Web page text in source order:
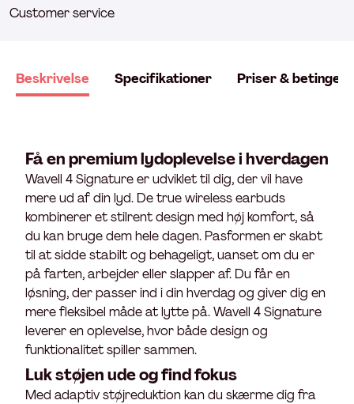
Customer service
Beskrivelse Specifikationer Priser &
Få en premium lydoplevelse i hverdagen
Wavell 4 Signature er udviklet til dig, der vil have
mere ud af din lyd. De true wireless earbuds
kombinerer et stilrent design med høj komfort, så
du kan bruge dem hele dagen. Pasformen er skabt
til at sidde stabilt og behageligt, uanset om du er
på farten, arbejder eller slapper af. Du får en
løsning, der passer ind i din hverdag og giver dig en
mere fleksibel måde at lytte på. Wavell 4 Signature
leverer en oplevelse, hvor både design og
funktionalitet spiller sammen.
Luk støjen ude og find fokus
Med adaptiv støjreduktion kan du skærme dig fra